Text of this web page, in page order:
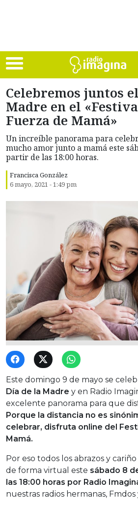
Celebremos juntos
Madre en el
Fuerza de Mamá»
Un increíble panorama para
mucho amor junto a mamá este
partir de las 18:00 horas.
Francisca González
6 mayo, 2021 - 1:49 pm
Este domingo 9 de mayo se
Día de la Madre y en Radio
excelente panorama para que
Porque la distancia no es
celebrar, disfruta online del
Mamá.
Por eso todos los abrazos y
de forma virtual este sábado 8
las 18:00 horas por Radio
nuestras radios hermanas,